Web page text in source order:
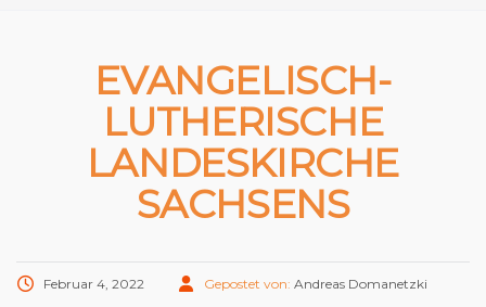
EVANGELISCH-
LUTHERISCHE
LANDESKIRCHE
SACHSENS
Februar 4, 2022 Gepostet von: Andreas Domanetzki